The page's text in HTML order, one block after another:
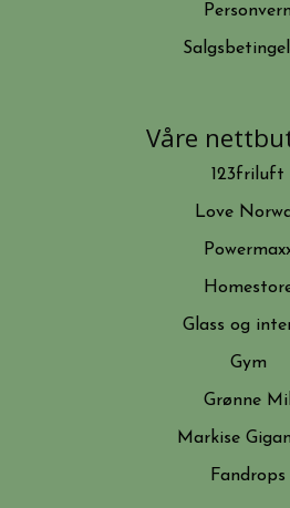
Personvern
Våre
123friluft
Love
Glass og
Gym
Grønne Mil
Markise
Fandrops